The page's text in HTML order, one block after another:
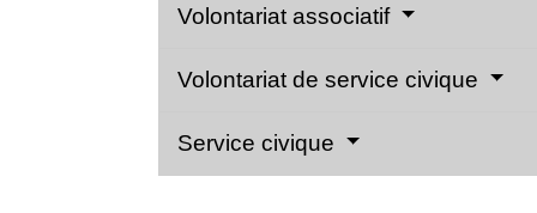
Volontariat associatif
Volontariat de service civique
Service civique